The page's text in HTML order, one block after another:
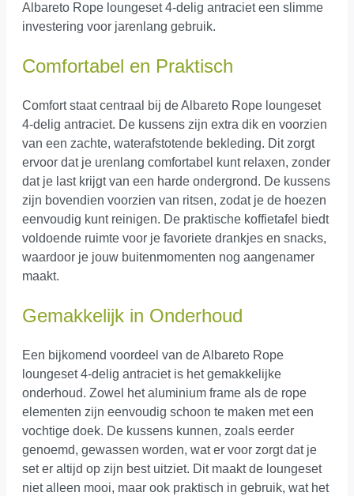
Albareto Rope loungeset 4-delig antraciet een slimme
investering voor jarenlang gebruik.
Comfortabel en Praktisch
Comfort staat centraal bij de Albareto Rope loungeset
4-delig antraciet. De kussens zijn extra dik en voorzien
van een zachte, waterafstotende bekleding. Dit zorgt
ervoor dat je urenlang comfortabel kunt relaxen, zonder
dat je last krijgt van een harde ondergrond. De kussens
zijn bovendien voorzien van ritsen, zodat je de hoezen
eenvoudig kunt reinigen. De praktische koffietafel biedt
voldoende ruimte voor je favoriete drankjes en snacks,
waardoor je jouw buitenmomenten nog aangenamer
maakt.
Gemakkelijk in Onderhoud
Een bijkomend voordeel van de Albareto Rope
loungeset 4-delig antraciet is het gemakkelijke
onderhoud. Zowel het aluminium frame als de rope
elementen zijn eenvoudig schoon te maken met een
vochtige doek. De kussens kunnen, zoals eerder
genoemd, gewassen worden, wat er voor zorgt dat je
set er altijd op zijn best uitziet. Dit maakt de loungeset
niet alleen mooi, maar ook praktisch in gebruik, wat het